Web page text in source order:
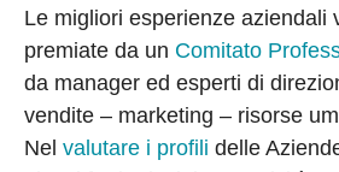
Le migliori esperienze aziendali
premiate da un Comitato
da manager ed esperti di
vendite – marketing – risorse
Nel valutare i profili delle